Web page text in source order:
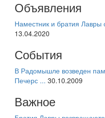
Объявления
Наместник и братия
13.04.2020
События
В Радомышле возведен
Печерс ... 30.10.2009
Важное